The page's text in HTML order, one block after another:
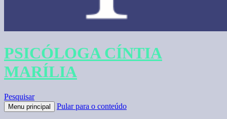
PSICÓLOGA CÍNTIA
MARÍLIA
Pesquisar
Menu principal Pular para o conteúdo